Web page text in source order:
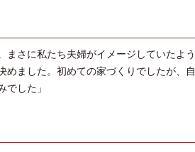
まさに私たち夫婦がイメージしていたよう
めました。初めての家づくりでしたが、自
した」